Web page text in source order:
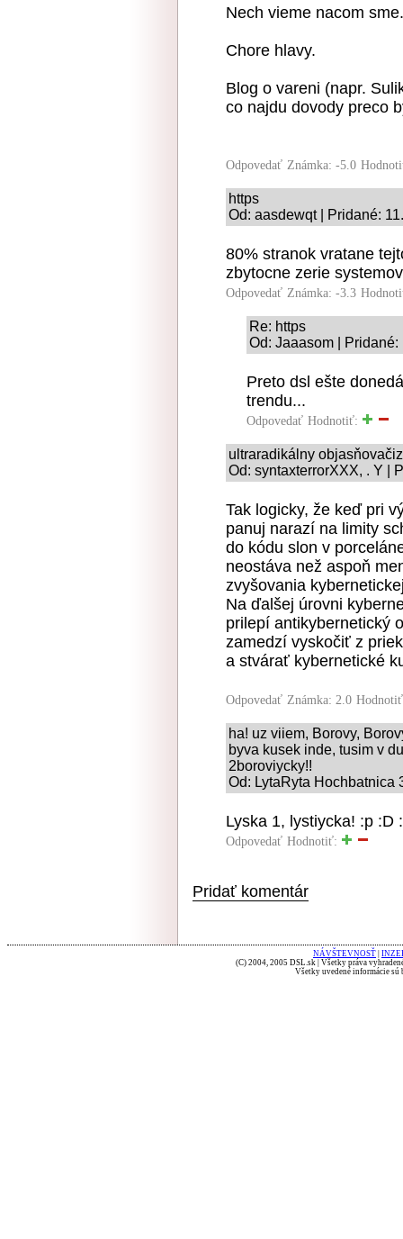
Nech vieme nacom sme.
Chore hlavy.
Blog o vareni (napr.
co najdu dovody preco
Odpovedať Známka: -5.0
https
Od: aasdewqt | Pridané:
80% stranok vratane
zbytocne zerie
Odpovedať Známka: -3.3
Re: https
Od: Jaaasom | Pridané:
Preto dsl ešte
trendu...
Odpovedať Hodnotiť:
ultraradikálny
Od: syntaxterrorXXX, . Y |
Tak logicky, že keď pri
panuj narazí na limity
do kódu slon v
neostáva než aspoň
zvyšovania
Na ďalšej úrovni
prilepí antikybernetický
zamedzí vyskočiť z
a stvárať kybernetické
Odpovedať Známka: 2.0
ha! uz viiem, Borovy,
byva kusek inde, tusim v
2boroviycky!!
Od: LytaRyta Hochbatnica
Lyska 1, lystiycka! :p :D
Odpovedať Hodnotiť:
Pridať komentár
NÁVŠTEVNOSŤ
(C) 2004, 2005 DSL.sk | Všetky práva
Všetky uvedené informácie sú